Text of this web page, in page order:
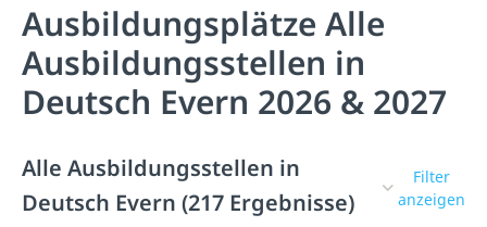
Ausbildungsplätze Alle
Ausbildungsstellen in
Deutsch Evern 2026 & 2027
Alle Ausbildungsstellen in
Deutsch Evern (217 Ergebnisse)
Filter
anzeigen